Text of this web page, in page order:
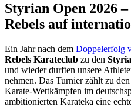
Styrian Open 2026
Rebels auf
Ein Jahr nach dem Doppelerfolg
Rebels Karateclub zu den
und wieder durften unsere
nehmen. Das Turnier zählt zu
Karate-Wettkämpfen im
ambitionierten Karateka eine